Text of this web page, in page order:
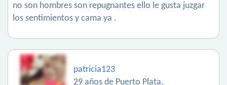
no son hombres son repugnantes ello le gusta juzgar
los sentimientos y cama ya .
patricia123
29 años de Puerto Plata.